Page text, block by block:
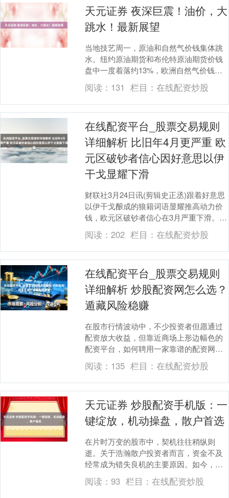
天元证券 夜深巨震！油价，大
跳水！最新展望
当地技艺周一，原油和自然气价钱集体跳
水。纽约原油期货和布伦特原油期货价钱
盘中一度着落约13%，欧洲自然气价钱跌
幅也特出了8%。高汜博幅上调3月和4月布
油均价预期....
阅读： 131 栏目： 在线配资炒股
在线配资平台_股票交易规则
详细解析 比旧年4月更严重 欧
元区破钞者信心因好意思以伊
干戈显耀下滑
财联社3月24日讯(剪辑史正丞)跟着好意思
以伊干戈酿成的狼籍词语显耀推高动力价
钱，欧元区破钞者信心在3月严重下滑。
欧盟委员会周一公布的数据裸露，欧元区
的3月破....
阅读：202 栏目： 在线配资炒股
在线配资平台_股票交易规则
详细解析 炒股配资网怎么选？
遁藏风险稳赚
在股市行情波动中，不少投资者但愿通过
配资放大收益，但靠近商场上形边幅色的
配资平台，如何聘用一家靠谱的配资网，
成为决定投资成败的要道一步。选对了，
是助力；选错了，....
阅读： 135 栏目： 在线配资炒股
天元证券 炒股配资手机版：一
键绽放，机动操盘，散户首选
在片时万变的股市中，契机往往稍纵则
逝。关于浩瀚散户投资者而言，资金不及
经常成为错失良机的主要原因。如今，跟
着金融科技的发展，炒股配资手机版应时
而生，以其“一键绽....
阅读：93 栏目： 在线配资炒股